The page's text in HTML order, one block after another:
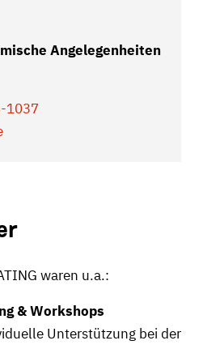
Angelegenheiten
1037
waren u.a.:
& Workshops
Unterstützung bei der